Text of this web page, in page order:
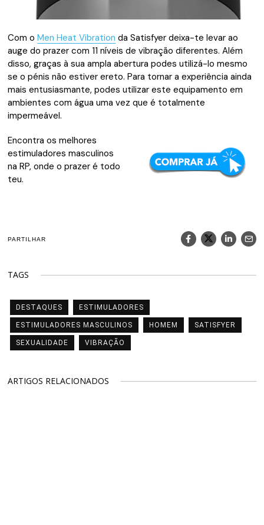
Com oMen Heat Vibration da Satisfyer deixa-te levar ao
auge do prazer com 11 níveis de vibração diferentes. Além
disso, graças à sua ampla abertura podes utilizá-lo mesmo
se o pénis não estiver ereto. Para tornar a experiência ainda
mais entusiasmante, podes utilizar este equipamento em
ambientes com água uma vez que é totalmente
impermeável.
Encontra os melhores
estimuladores masculinos
na RP, onde o prazer é todo
teu.
PARTILHAR
TAGS
DESTAQUES ESTIMULADORES
ESTIMULADORES MASCULINOS HOMEM SATISFYER
SEXUALIDADE VIBRAÇÃO
ARTIGOS RELACIONADOS